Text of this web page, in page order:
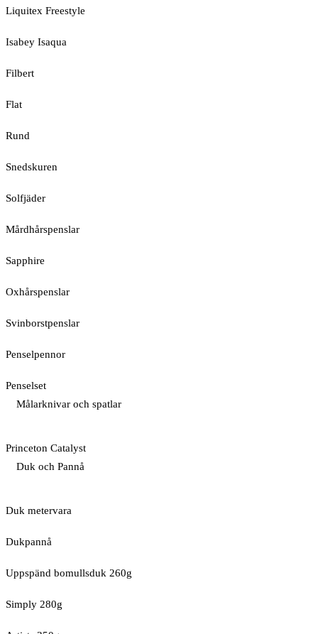
Liquitex Freestyle
Isabey Isaqua
Filbert
Flat
Rund
Snedskuren
Solfjäder
Mårdhårspenslar
Sapphire
Oxhårspenslar
Svinborstpenslar
Penselpennor
Penselset
Målarknivar och spatlar
Princeton Catalyst
Duk och Pannå
Duk metervara
Dukpannå
Uppspänd bomullsduk 260g
Simply 280g